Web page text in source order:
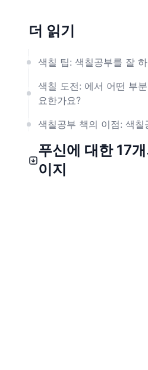
더 읽기
색칠 팁: 색칠공부를 잘
색칠 도전: 에서 어떤 부
요한가요?
색칠공부 책의 이점: 색칠
푸신에 대한 17
이지